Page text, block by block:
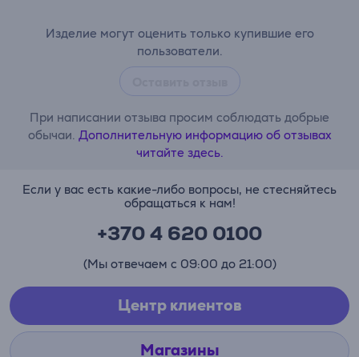
Изделие могут оценить только купившие его
пользователи.
При написании отзыва просим соблюдать добрые
обычаи. Дополнительную информацию об отзывах
читайте здесь.
Если у вас есть какие-либо вопросы, не стесняйтесь
обращаться к нам!
+370 4 620 0100
(Мы отвечаем с 09:00 до 21:00)
Центр клиентов
Магазины